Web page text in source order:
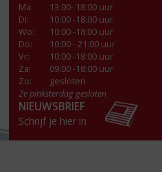
Ma:
13:00- 18:00 uur
Di:
10:00 -18:00 uur
Wo:
10:00 -18:00 uur
Do:
10:00 - 21:00 uur
Vr:
10:00 -18:00 uur
Za:
09:00 -18:00 uur
Zo:
gesloten
2e pinksterdag gesloten
NIEUWSBRIEF
Schrijf je hier in